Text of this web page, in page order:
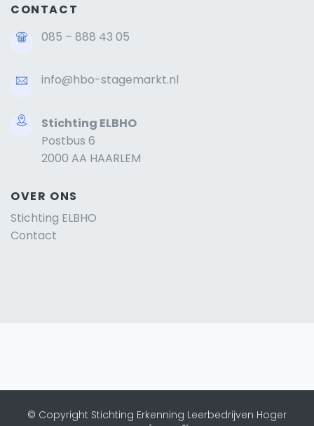
CONTACT
085 – 888 43 05
info@hbo-stagemarkt.nl
Stichting ELBHO
Postbus 6
2000 AA HAARLEM
OVER ONS
Stichting ELBHO
Contact
© Copyright Stichting Erkenning Leerbedrijven Hoger